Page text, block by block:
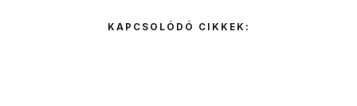
KAPCSOLÓDÓ CIKKEK: